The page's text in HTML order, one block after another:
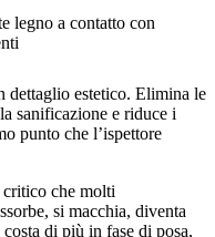
legno a contatto con
dettaglio estetico. Elimina le
sanificazione e riduce i
punto che l’ispettore
che molti
si macchia, diventa
di più in fase di posa,